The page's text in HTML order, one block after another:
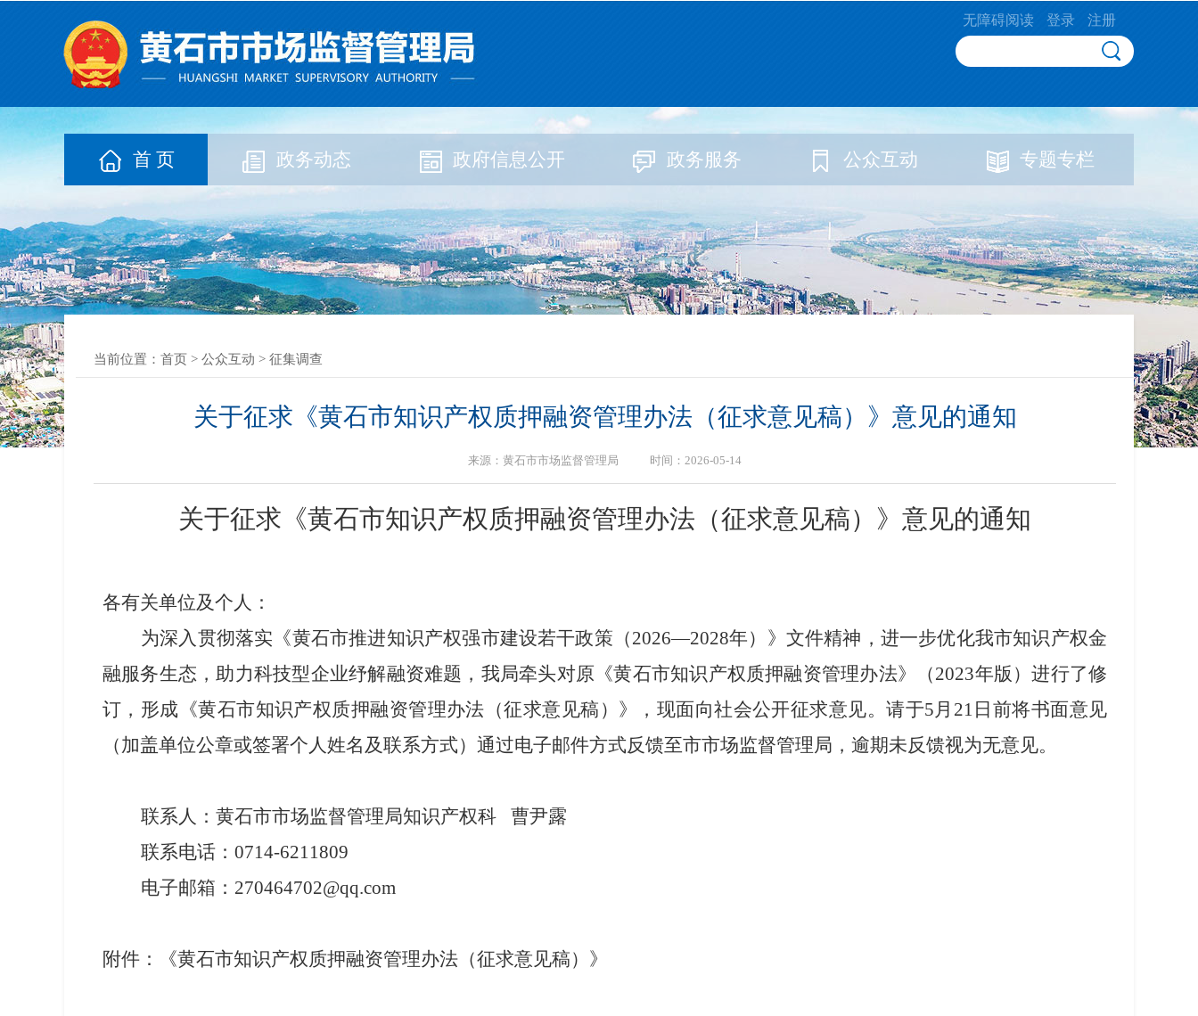
无障碍阅读 登录 注册
首 页 政务动态 政府信息公开 政务服务 公众互动 专题专栏
当前位置： 首页 > 公众互动 > 征集调查
关于征求《黄石市知识产权质押融资管理办法（征求意见稿）》意见的通知
来源：黄石市市场监督管理局 时间：2026-05-14
关于征求《黄石市知识产权质押融资管理办法（征求意见稿）》意见的通知
各有关单位及个人：
为深入贯彻落实《黄石市推进知识产权强市建设若干政策（2026—2028年）》文件精神，进一步优化我市知识产权金
融服务生态，助力科技型企业纾解融资难题，我局牵头对原《黄石市知识产权质押融资管理办法》（2023年版 ）进行了修
订，形成《黄石市知识产权质押融资管理办法（征求意见稿）》，现面向社会公开征求意见。请于5月 21 日前将书面意见
（加盖单位公章或签署个人姓名及联系方式）通过电子邮件方式反馈至市市场监督管理局，逾期未反馈视为无意见。
联系人：黄石市市场监督管理局知识产权科 曹尹露
联系电话：0714-6211809
电子邮箱： 270464702@qq.com
附件：《黄石市知识产权质押融资管理办法（征求意见稿）》